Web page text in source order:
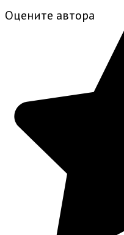
Оцените автора